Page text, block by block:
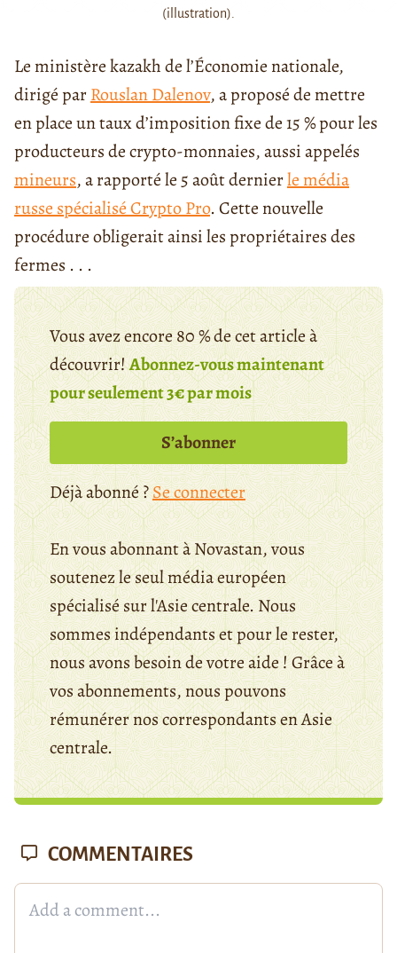
(illustration).
Le ministère kazakh de l’Économie nationale,
dirigé parRouslan Dalenov, a proposé de mettre
en place un taux d’imposition fixe de 15 % pour les
producteurs de crypto-monnaies, aussi appelés
mineurs, a rapporté le 5 août dernierle média
russe spécialisé Crypto Pro. Cette nouvelle
procédure obligerait ainsi les propriétaires des
fermes . . .
Vous avez encore 80 % de cet article à
découvrir!Abonnez-vous maintenant
pour seulement 3€ par mois
S’abonner
Déjà abonné ?Se connecter
En vous abonnant à Novastan, vous
soutenez le seul média européen
spécialisé sur l'Asie centrale. Nous
sommes indépendants et pour le rester,
nous avons besoin de votre aide ! Grâce à
vos abonnements, nous pouvons
rémunérer nos correspondants en Asie
centrale.
COMMENTAIRES